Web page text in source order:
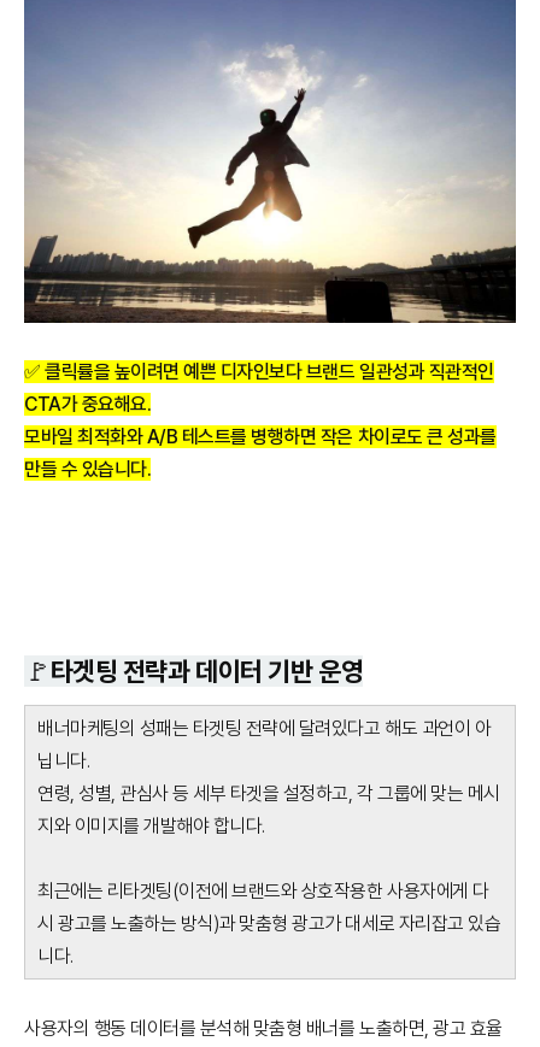
✅ 클릭률을 높이려면 예쁜 디자인보다 브랜드 일관성과 직관적인
CTA가 중요해요.
모바일 최적화와 A/B 테스트를 병행하면 작은 차이로도 큰 성과를
만들 수 있습니다.
🚩타겟팅 전략과 데이터 기반 운영
배너마케팅의 성패는 타겟팅 전략에 달려있다고 해도 과언이 아
닙니다.
연령, 성별, 관심사 등 세부 타겟을 설정하고, 각 그룹에 맞는 메시
지와 이미지를 개발해야 합니다.
최근에는 리타겟팅(이전에 브랜드와 상호작용한 사용자에게 다
시 광고를 노출하는 방식)과 맞춤형 광고가 대세로 자리잡고 있습
니다.
사용자의 행동 데이터를 분석해 맞춤형 배너를 노출하면, 광고 효율